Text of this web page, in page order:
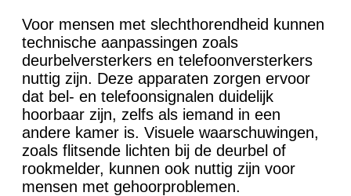
Voor mensen met slechthorendheid kunnen
technische aanpassingen zoals
deurbelversterkers en telefoonversterkers
nuttig zijn. Deze apparaten zorgen ervoor
dat bel- en telefoonsignalen duidelijk
hoorbaar zijn, zelfs als iemand in een
andere kamer is. Visuele waarschuwingen,
zoals flitsende lichten bij de deurbel of
rookmelder, kunnen ook nuttig zijn voor
mensen met gehoorproblemen.